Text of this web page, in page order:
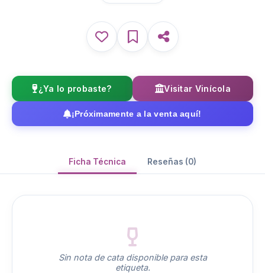
¿Ya lo probaste? Visitar Vinícola
¡Próximamente a la venta aquí!
Ficha Técnica Reseñas (0)
Sin nota de cata disponible para esta
etiqueta.